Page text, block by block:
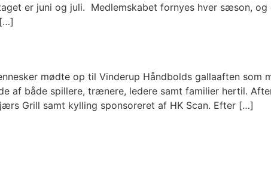
er juni og juli. Medlemskabet fornyes hver sæson,
mødte op til Vinderup Håndbolds gallaaften som
af både spillere, trænere, ledere samt familier hertil.
Grill samt kylling sponsoreret af HK Scan. Efter […]